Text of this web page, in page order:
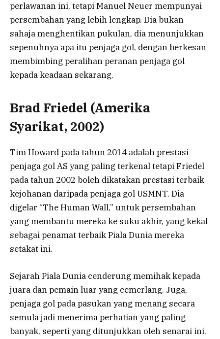
perlawanan ini, tetapi Manuel Neuer mempunyai
persembahan yang lebih lengkap. Dia bukan
sahaja menghentikan pukulan, dia menunjukkan
sepenuhnya apa itu penjaga gol, dengan berkesan
membimbing peralihan peranan penjaga gol
kepada keadaan sekarang.
Brad Friedel (Amerika
Syarikat, 2002)
Tim Howard pada tahun 2014 adalah prestasi
penjaga gol AS yang paling terkenal tetapi Friedel
pada tahun 2002 boleh dikatakan prestasi terbaik
kejohanan daripada penjaga gol USMNT. Dia
digelar “The Human Wall,” untuk persembahan
yang membantu mereka ke suku akhir, yang kekal
sebagai penamat terbaik Piala Dunia mereka
setakat ini.
Sejarah Piala Dunia cenderung memihak kepada
juara dan pemain luar yang cemerlang. Juga,
penjaga gol pada pasukan yang menang secara
semula jadi menerima perhatian yang paling
banyak, seperti yang ditunjukkan oleh senarai ini.